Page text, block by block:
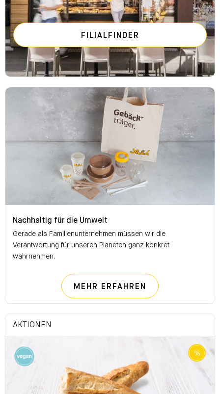
FILIALFINDER
Nachhaltig für die Umwelt
Gerade als Familienunternehmen müssen wir die
Verantwortung für unseren Planeten ganz konkret
wahrnehmen.
MEHR ERFAHREN NACHHALTIG
AKTIONEN